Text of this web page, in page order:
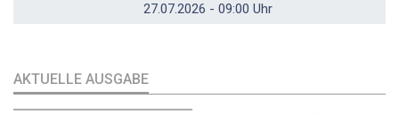
27.07.2026 - 09:00 Uhr
AKTUELLE AUSGABE